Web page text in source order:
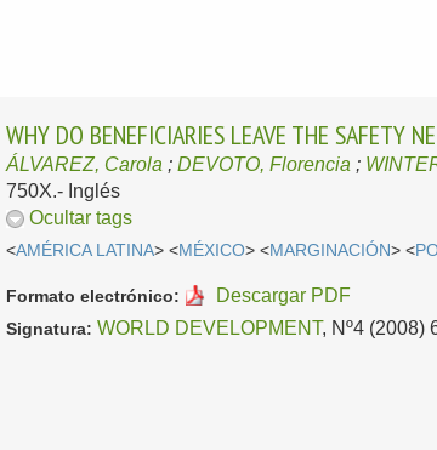
WHY DO BENEFICIARIES LEAVE THE SAFETY
ÁLVAREZ, Carola ;DEVOTO, Florencia ;
750X.- Inglés
Ocultar tags
<AMÉRICA LATINA> <MÉXICO> <MARGINACIÓN> <
Formato electrónico: Descargar PDF
Signatura: WORLD DEVELOPMENT, Nº4 (2008)